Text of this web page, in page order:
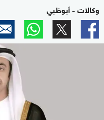
وكالات - أبوظبي